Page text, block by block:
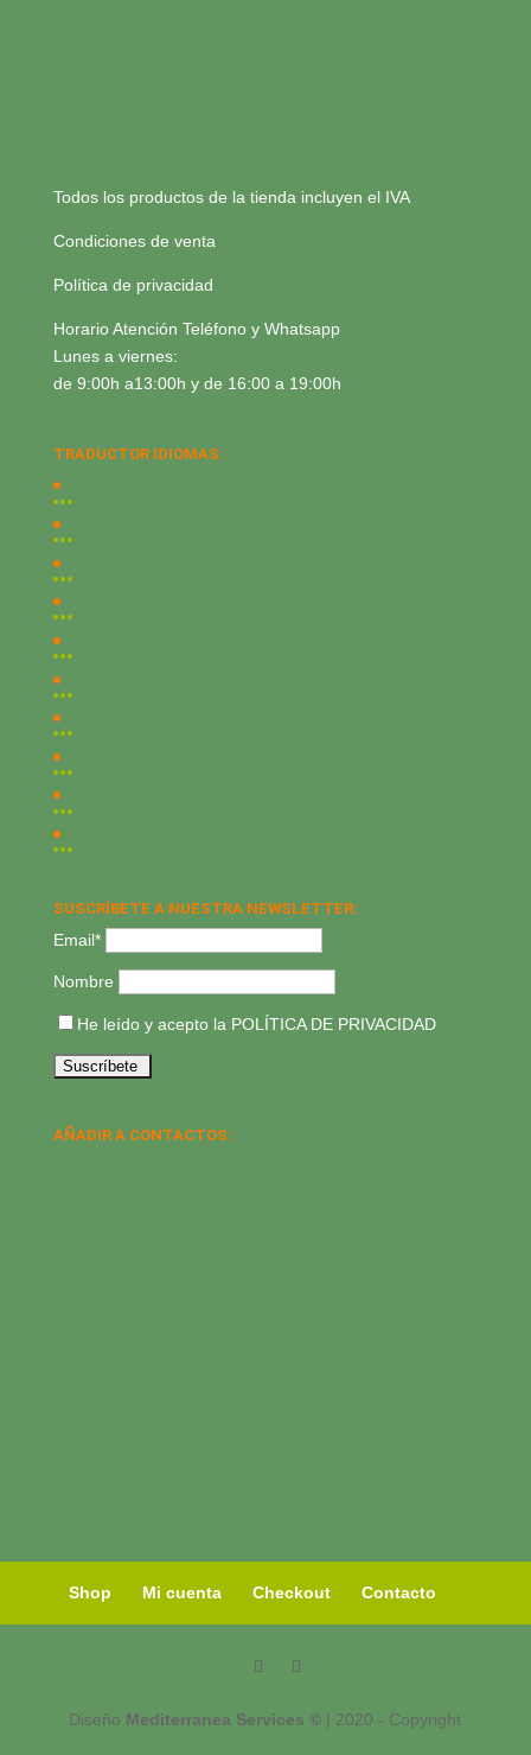
Todos los productos de la tienda incluyen el IVA
Condiciones de venta
Política de privacidad
Horario Atención Teléfono y Whatsapp
Lunes a viernes:
de 9:00h a13:00h y de 16:00 a 19:00h
TRADUCTOR IDIOMAS:
SUSCRÍBETE A NUESTRA NEWSLETTER:
Email*
Nombre
He leído y acepto la POLÍTICA DE PRIVACIDAD
AÑADIR A CONTACTOS:
Shop Mi cuenta Checkout Contacto
Diseño Mediterranea Services © | 2020 - Copyright